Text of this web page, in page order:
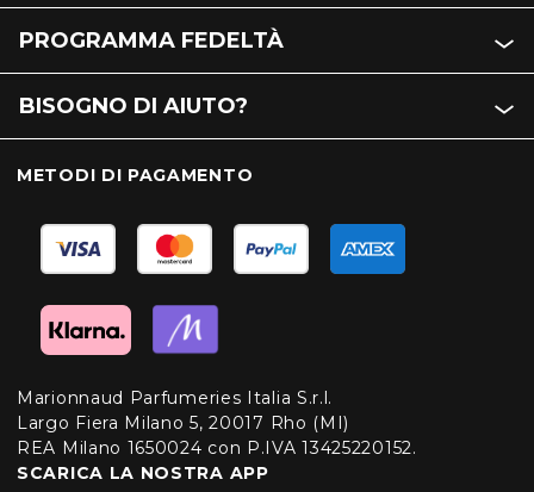
PROGRAMMA FEDELTÀ
BISOGNO DI AIUTO?
METODI DI PAGAMENTO
Marionnaud Parfumeries Italia S.r.l.
Largo Fiera Milano 5, 20017 Rho (MI)
REA Milano 1650024 con P.IVA 13425220152.
SCARICA LA NOSTRA APP